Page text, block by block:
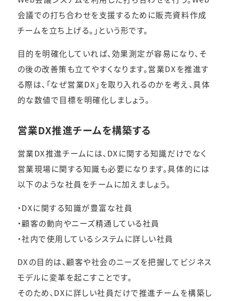
会議での打ち合わせを支援するために販売資料作成
チームを立ち上げる。」という形です。
目的を明確化していれば、効果測定が容易になり、そ
の後の改善策も立てやすくなります。営業DXを推進す
る際は、「なぜ営業DX」を取り入れるのかを考え、具体
的な数値で目標を明確化しましょう。
営業DX推進チームを構築する
営業DX推進チームには、DXに関する知識だけでなく
営業現場に関する知識も必要になります。具体的には
以下のような社員をチームに加えましょう。
・DXに関する知識が豊富な社員
・顧客の動向やニーズ精通している社員
・社内で使用しているシステムに詳しい社員
DXの目的は、顧客や社会のニーズを把握してビジネス
モデルに変革を起こすことです。
そのため、DXに詳しい社員だけで推進チームを構築し